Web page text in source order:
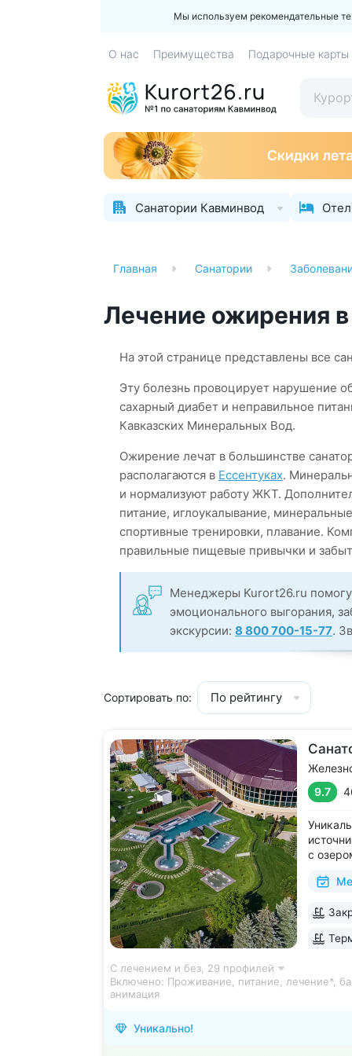
Мы используем рекомендательные
О нас Преимущества Подарочные карты
Санатории Кавминвод
Главная Санатории
Лечение ожирения
На этой странице представлены все
Эту болезнь провоцирует нарушение
сахарный диабет и неправильное
Кавказских Минеральных Вод.
Ожирение лечат в большинстве
располагаются в Ессентуках.
и нормализуют работу ЖКТ.
питание, иглоукалывание,
спортивные тренировки, плавание.
правильные пищевые привычки и
Менеджеры Kurort26.ru
эмоционального выгорания,
экскурсии: 8 800 700-15-77.
Сортировать по: По рейтингу
9.7
с
зал,
С лечением и без, 29 профилей
Включено: Проживание, питание, лечение*,
анимация
Уникально!